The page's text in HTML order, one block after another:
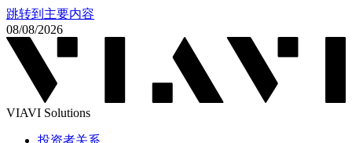
跳转到主要内容
08/08/2026
VIAVI Solutions